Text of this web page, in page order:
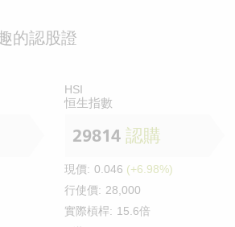
的認股證
HSI
恒生指數
29814 認購
現價: 0.046 (+6.98%)
行使價: 28,000
實際槓桿: 15.6倍